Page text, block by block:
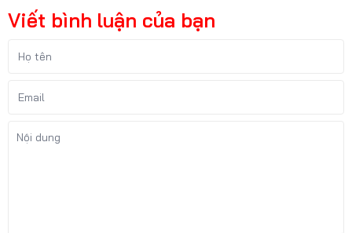
Viết bình luận của bạn